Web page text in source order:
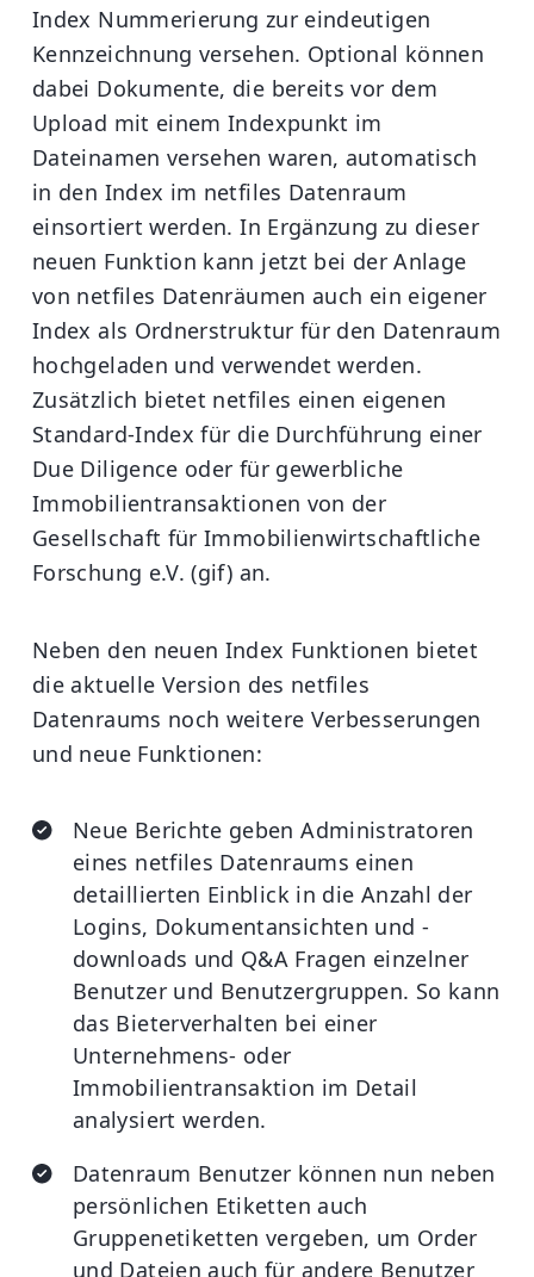
Index Nummerierung zur eindeutigen
Kennzeichnung versehen. Optional können
dabei Dokumente, die bereits vor dem
Upload mit einem Indexpunkt im
Dateinamen versehen waren, automatisch
in den Index im netfiles Datenraum
einsortiert werden. In Ergänzung zu dieser
neuen Funktion kann jetzt bei der Anlage
von netfiles Datenräumen auch ein eigener
Index als Ordnerstruktur für den Datenraum
hochgeladen und verwendet werden.
Zusätzlich bietet netfiles einen eigenen
Standard-Index für die Durchführung einer
Due Diligence oder für gewerbliche
Immobilientransaktionen von der
Gesellschaft für Immobilienwirtschaftliche
Forschung e.V. (gif) an.
Neben den neuen Index Funktionen bietet
die aktuelle Version des netfiles
Datenraums noch weitere Verbesserungen
und neue Funktionen:
Neue Berichte geben Administratoren
eines netfiles Datenraums einen
detaillierten Einblick in die Anzahl der
Logins, Dokumentansichten und -
downloads und Q&A Fragen einzelner
Benutzer und Benutzergruppen. So kann
das Bieterverhalten bei einer
Unternehmens- oder
Immobilientransaktion im Detail
analysiert werden.
Datenraum Benutzer können nun neben
persönlichen Etiketten auch
Gruppenetiketten vergeben, um Order
und Dateien auch für andere Benutzer